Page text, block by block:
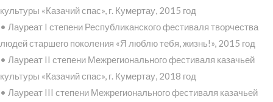
культуры «Казачий спас», г. Кумертау, 2015 год
• Лауреат I степени Республиканского фестиваля творчества
людей старшего поколения «Я люблю тебя, жизнь!», 2015 год
• Лауреат II степени Межрегионального фестиваля казачьей
культуры «Казачий спас», г. Кумертау, 2018 год
• Лауреат III степени Межрегионального фестиваля казачьей